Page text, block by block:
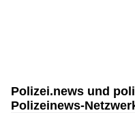
Polizei.news und
Polizeinews-